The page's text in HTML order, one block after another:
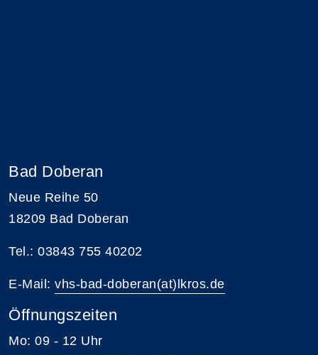
Bad Doberan
Neue Reihe 50
18209 Bad Doberan
Tel.: 03843 755 40202
E-Mail: vhs-bad-doberan(at)lkros.de
Öffnungszeiten
Mo: 09 - 12 Uhr